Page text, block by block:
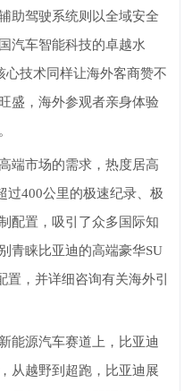
助驾驶系统则以全域安全
汽车智能科技的卓越水
技术同样让海外客商赞不
盛，海外参观者亲身体验
端市场的需求，热度居高
过400公里的极速纪录、极
配置，吸引了众多国际知
青睐比亚迪的高端豪华SU
，并详细咨询有关海外引
能源汽车赛道上，比亚迪
从越野到超跑，比亚迪展